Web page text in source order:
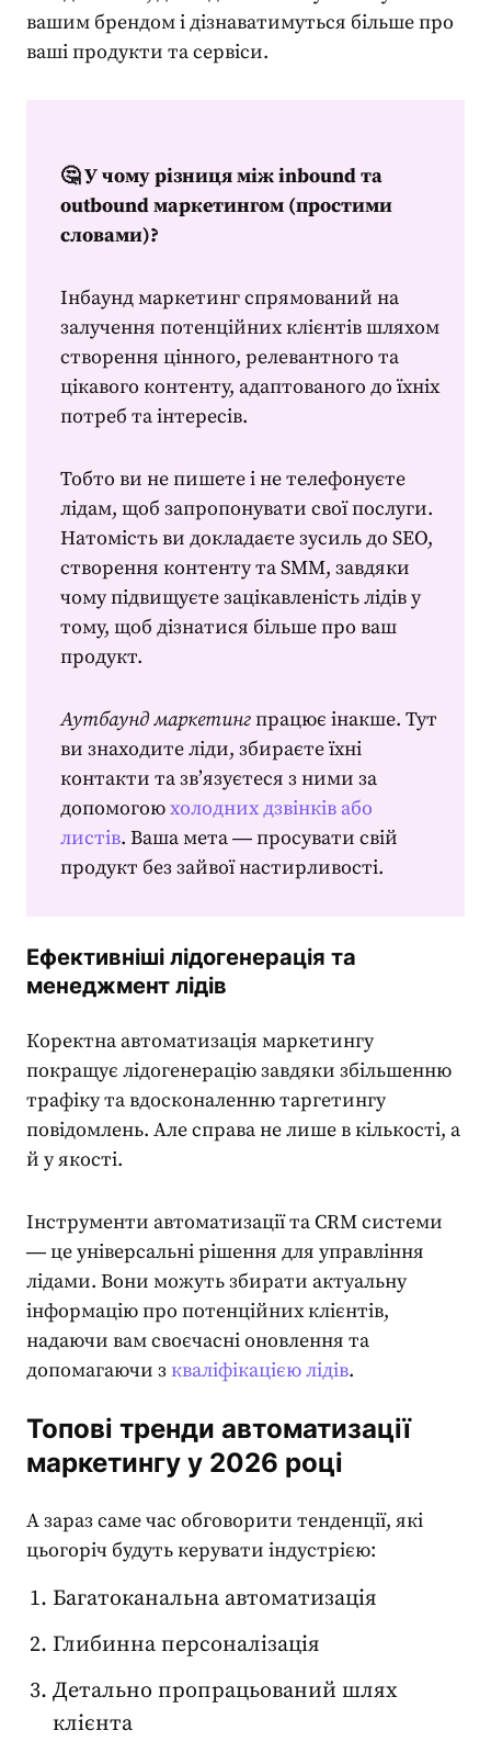
вашим брендом і дізнаватимуться більше про
ваші продукти та сервіси.
🤔У чому різниця між inbound та
outbound маркетингом (простими
словами)?
Інбаунд маркетинг спрямований на
залучення потенційних клієнтів шляхом
створення цінного, релевантного та
цікавого контенту, адаптованого до їхніх
потреб та інтересів.
Тобто ви не пишете і не телефонуєте
лідам, щоб запропонувати свої послуги.
Натомість ви докладаєте зусиль до SEO,
створення контенту та SMM, завдяки
чому підвищуєте зацікавленість лідів у
тому, щоб дізнатися більше про ваш
продукт.
Аутбаунд маркетингпрацює інакше. Тут
ви знаходите ліди, збираєте їхні
контакти та зв’язуєтеся з ними за
допомогоюхолодних дзвінків або
листів. Ваша мета ― просувати свій
продукт без зайвої настирливості.
Ефективніші лідогенерація та
менеджмент лідів
Коректна автоматизація маркетингу
покращує лідогенерацію завдяки збільшенню
трафіку та вдосконаленню таргетингу
повідомлень. Але справа не лише в кількості, а
й у якості.
Інструменти автоматизації та CRM системи
― це універсальні рішення для управління
лідами. Вони можуть збирати актуальну
інформацію про потенційних клієнтів,
надаючи вам своєчасні оновлення та
допомагаючи з кваліфікацією лідів.
Топові тренди автоматизації
маркетингу у 2026 році
А зараз саме час обговорити тенденції, які
цьогоріч будуть керувати індустрією:
Багатоканальна автоматизація
Глибинна персоналізація
Детально пропрацьований шлях
клієнта